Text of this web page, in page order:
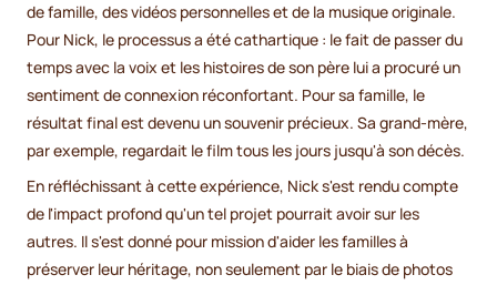
de famille, des vidéos personnelles et de la musique originale.
Pour Nick, le processus a été cathartique : le fait de passer du
temps avec la voix et les histoires de son père lui a procuré un
sentiment de connexion réconfortant. Pour sa famille, le
résultat final est devenu un souvenir précieux. Sa grand-mère,
par exemple, regardait le film tous les jours jusqu'à son décès.
En réfléchissant à cette expérience, Nick s'est rendu compte
de l'impact profond qu'un tel projet pourrait avoir sur les
autres. Il s'est donné pour mission d'aider les familles à
préserver leur héritage, non seulement par le biais de photos